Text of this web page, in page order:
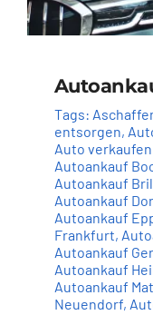
Tags:
entsorgen,
Auto
Autoankauf
Autoankauf
Autoankauf
Autoankauf
Frankfurt,
Autoankauf
Autoankauf
Autoankauf
Neuendorf,